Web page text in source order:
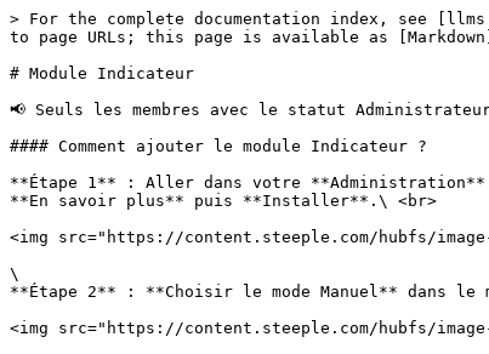
> For the complete documentation index, see
to page URLs; this page is available as
# Module Indicateur
📢 Seuls les membres avec le statut
#### Comment ajouter le module Indicateur ?
**Étape 1** : Aller dans votre
**En savoir plus** puis **Installer**.\ <br>
<img src="https://content.steeple.com/hubfs/
\
**Étape 2** : **Choisir le mode Manuel** dans
<img src="https://content.steeple.com/hubfs/